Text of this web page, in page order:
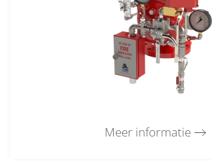
Meer informatie